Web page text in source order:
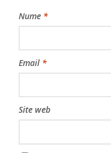
Nume *
Email *
Site web